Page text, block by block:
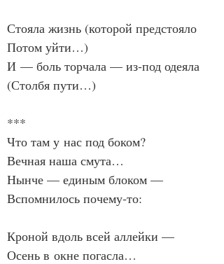
Стояла жизнь (которой предстояло
Потом уйти…)
И — боль торчала — из‑под одеяла
(Столбя пути…)
***
Что там у нас под боком?
Вечная наша смута…
Нынче — единым блоком —
Вспомнилось почему‑то:
Кроной вдоль всей аллейки —
Осень в окне погасла…